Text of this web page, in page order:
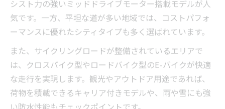
シスト力の強いミッドドライブモーター搭載モデルが人
気です。一方、平坦な道が多い地域では、コストパフォ
ーマンスに優れたシティタイプも多く選ばれています。
また、サイクリングロードが整備されているエリアで
は、クロスバイク型やロードバイク型のE-バイクが快適
な走行を実現します。観光やアウトドア用途であれば、
荷物を積載できるキャリア付きモデルや、雨や雪にも強